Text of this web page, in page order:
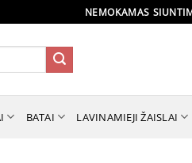
NEMOKAMAS
BATAI LAVINAMIEJI ŽAISLAI